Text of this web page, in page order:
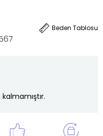
Beden Tablosu